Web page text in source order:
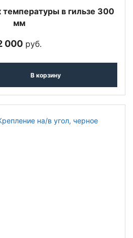
температуры в гильзе 300
мм
000 руб.
В корзину